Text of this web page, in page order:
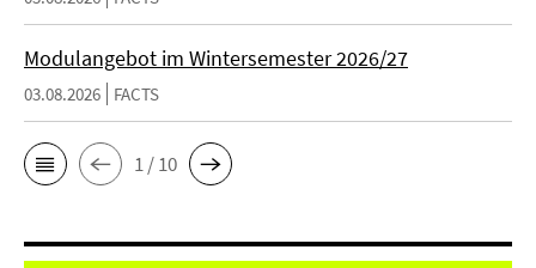
Modulangebot im Wintersemester 2026/27
03.08.2026 FACTS
1 / 10